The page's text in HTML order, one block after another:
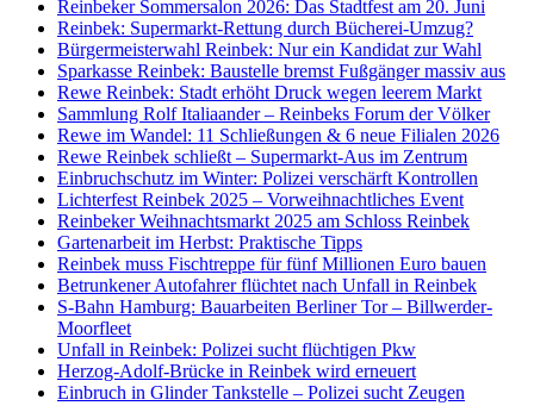
Reinbeker Sommersalon 2026: Das Stadtfest am 20. Juni
Reinbek: Supermarkt-Rettung durch Bücherei-Umzug?
Bürgermeisterwahl Reinbek: Nur ein Kandidat zur Wahl
Sparkasse Reinbek: Baustelle bremst Fußgänger massiv aus
Rewe Reinbek: Stadt erhöht Druck wegen leerem Markt
Sammlung Rolf Italiaander – Reinbeks Forum der Völker
Rewe im Wandel: 11 Schließungen & 6 neue Filialen 2026
Rewe Reinbek schließt – Supermarkt-Aus im Zentrum
Einbruchschutz im Winter: Polizei verschärft Kontrollen
Lichterfest Reinbek 2025 – Vorweihnachtliches Event
Reinbeker Weihnachtsmarkt 2025 am Schloss Reinbek
Gartenarbeit im Herbst: Praktische Tipps
Reinbek muss Fischtreppe für fünf Millionen Euro bauen
Betrunkener Autofahrer flüchtet nach Unfall in Reinbek
S-Bahn Hamburg: Bauarbeiten Berliner Tor – Billwerder-
Moorfleet
Unfall in Reinbek: Polizei sucht flüchtigen Pkw
Herzog-Adolf-Brücke in Reinbek wird erneuert
Einbruch in Glinder Tankstelle – Polizei sucht Zeugen